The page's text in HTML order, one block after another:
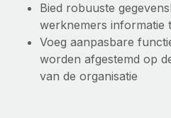
Bied robuuste
werknemers informatie
Voeg aanpasbare
worden afgestemd op
van de organisatie